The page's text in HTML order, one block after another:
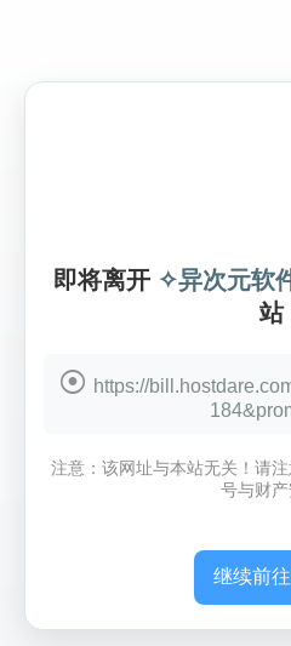
即将离开 ✧异次元软
站
https://
注意：该网址与本站无关！请
号与财
继续前